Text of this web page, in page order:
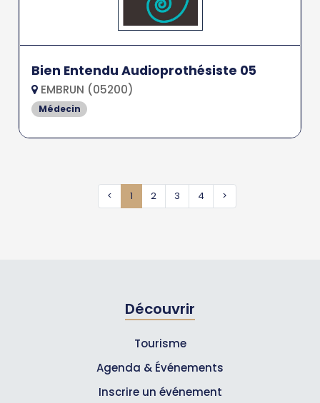
Bien Entendu Audioprothésiste 05
EMBRUN (05200)
Médecin
< 1 2 3 4 >
Découvrir
Tourisme
Agenda & Événements
Inscrire un événement